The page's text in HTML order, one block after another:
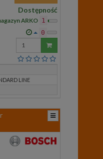
Dostępność
ARKO 1
0
Wprowadź
ilość
LINE